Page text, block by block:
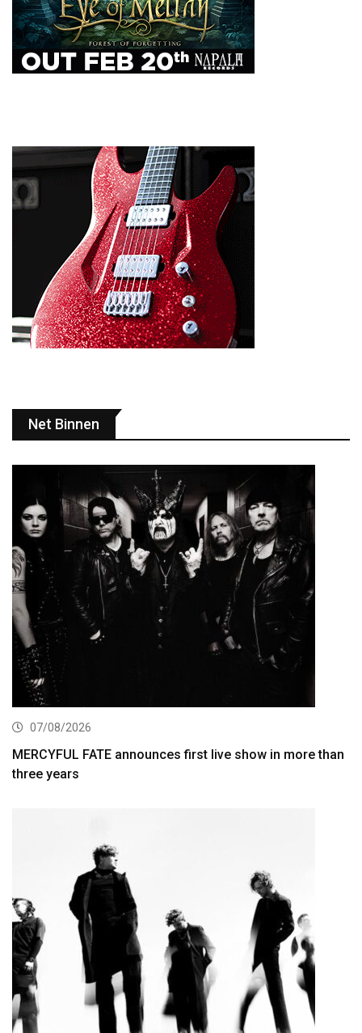
Net Binnen
07/08/2026
MERCYFUL FATE announces first live show in more than
three years